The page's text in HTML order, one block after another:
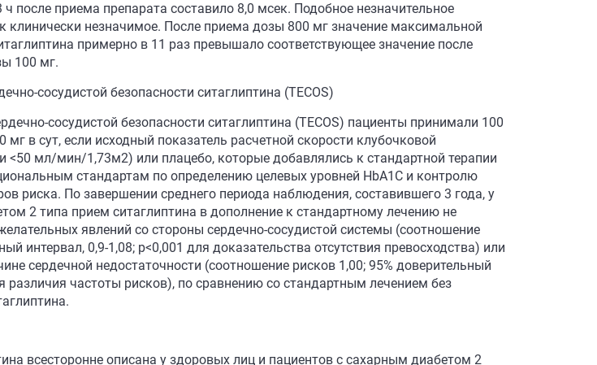
после приема препарата составило 8,0 мсек. Подобное незначительное
клинически незначимое. После приема дозы 800 мг значение максимальной
примерно в 11 раз превышало соответствующее значение после
100 мг.
сосудистой безопасности ситаглиптина (TECOS)
сосудистой безопасности ситаглиптина (TECOS) пациенты принимали 100
мг в сут, если исходный показатель расчетной скорости клубочковой
мл/мин/1,73м2) или плацебо, которые добавлялись к стандартной терапии
стандартам по определению целевых уровней HbA1C и контролю
риска. По завершении среднего периода наблюдения, составившего 3 года, у
2 типа прием ситаглиптина в дополнение к стандартному лечению не
явлений со стороны сердечно-сосудистой системы (соотношение
интервал, 0,9-1,08; р<0,001 для доказательства отсутствия превосходства) или
сердечной недостаточности (соотношение рисков 1,00; 95% доверительный
различия частоты рисков), по сравнению со стандартным лечением без
всесторонне описана у здоровых лиц и пациентов с сахарным диабетом 2